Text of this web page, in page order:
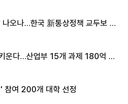
오나…한국 新통상정책 교두보 활
운다…산업부 15개 과제 180억 지
참여 200개 대학 선정